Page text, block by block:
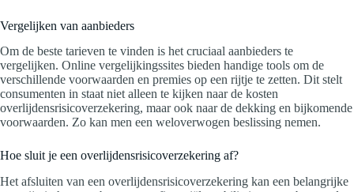
Vergelijken van aanbieders
Om de beste tarieven te vinden is het cruciaal aanbieders te
vergelijken. Online vergelijkingssites bieden handige tools om de
verschillende voorwaarden en premies op een rijtje te zetten. Dit stelt
consumenten in staat niet alleen te kijken naar de kosten
overlijdensrisicoverzekering, maar ook naar de dekking en bijkomende
voorwaarden. Zo kan men een weloverwogen beslissing nemen.
Hoe sluit je een overlijdensrisicoverzekering af?
Het afsluiten van een overlijdensrisicoverzekering kan een belangrijke